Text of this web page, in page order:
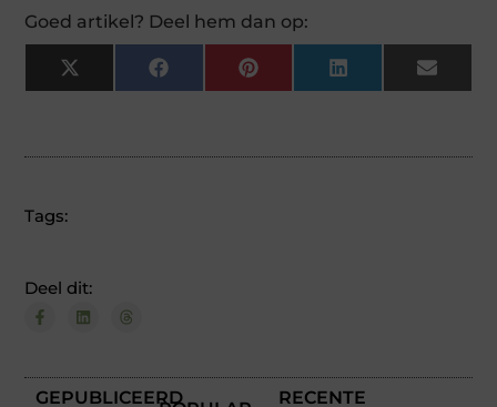
Goed artikel? Deel hem dan op:
X
(Twitter)
Facebook Pinterest LinkedIn Email
Tags:
Deel dit:
GEPUBLICEERD
RECENTE